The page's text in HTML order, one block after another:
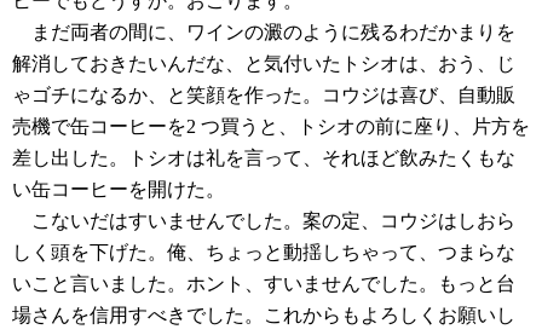
まだ両者の間に、ワインの澱のように残るわだかまりを
解消しておきたいんだな、と気付いたトシオは、おう、じ
ゃゴチになるか、と笑顔を作った。コウジは喜び、自動販
売機で缶コーヒーを2 つ買うと、トシオの前に座り、片方を
差し出した。トシオは礼を言って、それほど飲みたくもな
い缶コーヒーを開けた。
こないだはすいませんでした。案の定、コウジはしおら
しく頭を下げた。俺、ちょっと動揺しちゃって、つまらな
いこと言いました。ホント、すいませんでした。もっと台
場さんを信用すべきでした。これからもよろしくお願いし